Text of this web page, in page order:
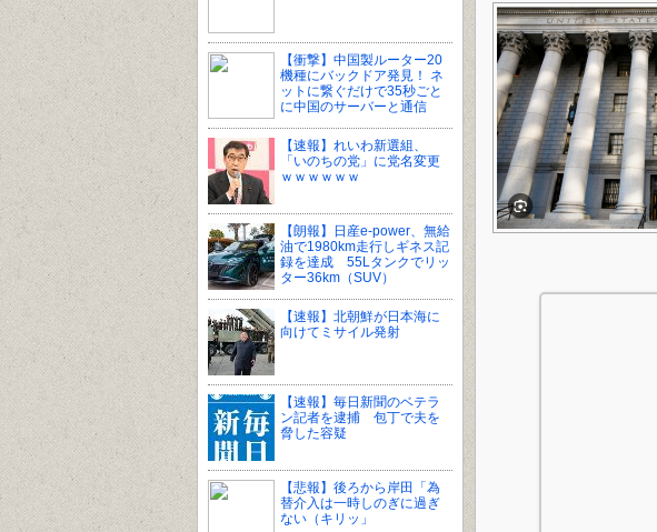
【衝撃】中国製ルーター20
機種にバックドア発見！ ネ
ットに繋ぐだけで35秒ごと
に中国のサーバーと通信
【速報】れいわ新選組、
「いのちの党」に党名変更
ｗｗｗｗｗｗ
【朗報】日産e-power、無給
油で1980km走行しギネス記
録を達成 55Lタンクでリッ
ター36km（SUV）
【速報】北朝鮮が日本海に
向けてミサイル発射
【速報】毎日新聞のベテラ
ン記者を逮捕 包丁で夫を
脅した容疑
【悲報】後ろから岸田「為
替介入は一時しのぎに過ぎ
ない（キリッ」